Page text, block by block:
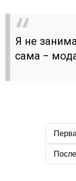
Я не
сама -